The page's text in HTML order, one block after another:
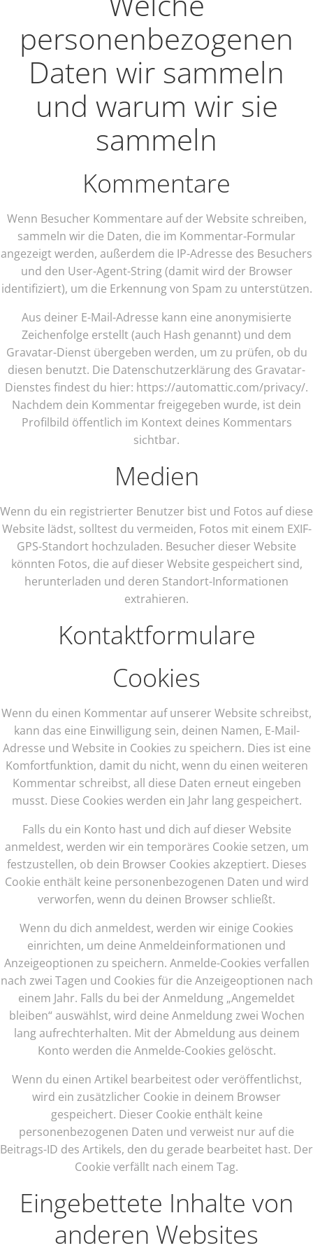
personenbezogenen
Daten wir sammeln
und warum wir sie
sammeln
Kommentare
Wenn Besucher Kommentare auf der Website schreiben,
sammeln wir die Daten, die im Kommentar-Formular
angezeigt werden, außerdem die IP-Adresse des Besuchers
und den User-Agent-String (damit wird der Browser
identifiziert), um die Erkennung von Spam zu unterstützen.
Aus deiner E-Mail-Adresse kann eine anonymisierte
Zeichenfolge erstellt (auch Hash genannt) und dem
Gravatar-Dienst übergeben werden, um zu prüfen, ob du
diesen benutzt. Die Datenschutzerklärung des Gravatar-
Dienstes findest du hier: https://automattic.com/privacy/.
Nachdem dein Kommentar freigegeben wurde, ist dein
Profilbild öffentlich im Kontext deines Kommentars
sichtbar.
Medien
Wenn du ein registrierter Benutzer bist und Fotos auf diese
Website lädst, solltest du vermeiden, Fotos mit einem EXIF-
GPS-Standort hochzuladen. Besucher dieser Website
könnten Fotos, die auf dieser Website gespeichert sind,
herunterladen und deren Standort-Informationen
extrahieren.
Kontaktformulare
Cookies
Wenn du einen Kommentar auf unserer Website schreibst,
kann das eine Einwilligung sein, deinen Namen, E-Mail-
Adresse und Website in Cookies zu speichern. Dies ist eine
Komfortfunktion, damit du nicht, wenn du einen weiteren
Kommentar schreibst, all diese Daten erneut eingeben
musst. Diese Cookies werden ein Jahr lang gespeichert.
Falls du ein Konto hast und dich auf dieser Website
anmeldest, werden wir ein temporäres Cookie setzen, um
festzustellen, ob dein Browser Cookies akzeptiert. Dieses
Cookie enthält keine personenbezogenen Daten und wird
verworfen, wenn du deinen Browser schließt.
Wenn du dich anmeldest, werden wir einige Cookies
einrichten, um deine Anmeldeinformationen und
Anzeigeoptionen zu speichern. Anmelde-Cookies verfallen
nach zwei Tagen und Cookies für die Anzeigeoptionen nach
einem Jahr. Falls du bei der Anmeldung „Angemeldet
bleiben“ auswählst, wird deine Anmeldung zwei Wochen
lang aufrechterhalten. Mit der Abmeldung aus deinem
Konto werden die Anmelde-Cookies gelöscht.
Wenn du einen Artikel bearbeitest oder veröffentlichst,
wird ein zusätzlicher Cookie in deinem Browser
gespeichert. Dieser Cookie enthält keine
personenbezogenen Daten und verweist nur auf die
Beitrags-ID des Artikels, den du gerade bearbeitet hast. Der
Cookie verfällt nach einem Tag.
Eingebettete Inhalte von
anderen Websites